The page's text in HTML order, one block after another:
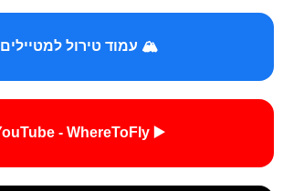
🏔️ עמוד טירול למטיילים
▶️ YouTube - WhereToFly